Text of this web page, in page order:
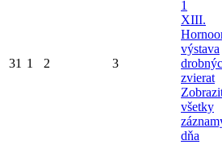
31 1 2 3
1
XIII.
výstava
zvierat
všetky
dňa